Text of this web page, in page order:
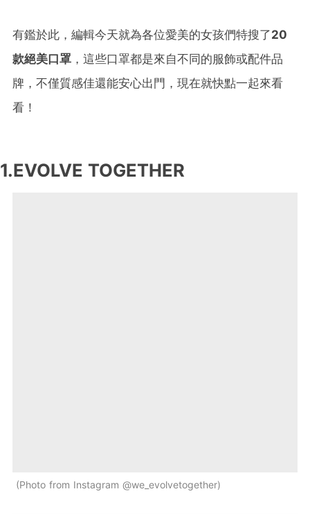
有鑑於此，編輯今天就為各位愛美的女孩們特搜了20
款絕美口罩 ，這些口罩都是來自不同的服飾或配件品
牌，不僅質感佳還能安心出門，現在就快點一起來看
看！
1.EVOLVE TOGETHER
Photo from Instagram @we_evolvetogether